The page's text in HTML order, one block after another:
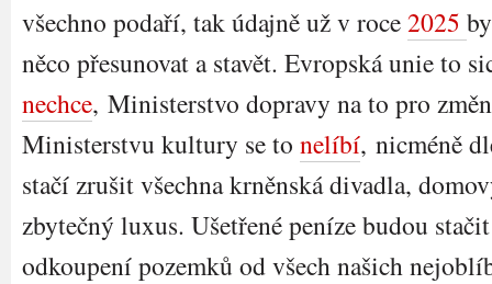
všechno podaří, tak údajně už v roce2025
něco přesunovat a stavět. Evropská unie to
nechce, Ministerstvo dopravy na to pro
Ministerstvu kultury se to nelíbí, nicméně
stačí zrušit všechna krněnská divadla,
zbytečný luxus. Ušetřené peníze budou
odkoupení pozemků od všech našich